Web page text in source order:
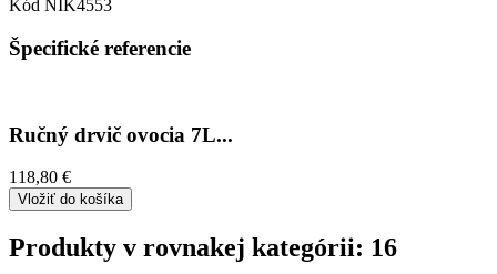
Kód NIK4553
Špecifické referencie
Ručný drvič ovocia 7L...
118,80 €
Vložiť do košíka
Produkty v rovnakej kategórii: 16